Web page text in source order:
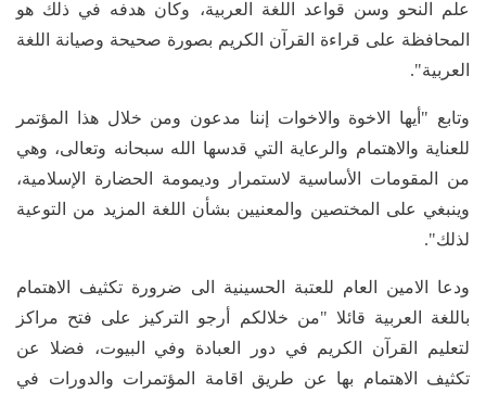
علم النحو وسن قواعد اللغة العربية، وكان هدفه في ذلك هو
المحافظة على قراءة القرآن الكريم بصورة صحيحة وصيانة اللغة
العربية".
وتابع "أيها الاخوة والاخوات إننا مدعون ومن خلال هذا المؤتمر
للعناية والاهتمام والرعاية التي قدسها الله سبحانه وتعالى، وهي
من المقومات الأساسية لاستمرار وديمومة الحضارة الإسلامية،
وينبغي على المختصين والمعنيين بشأن اللغة المزيد من التوعية
لذلك".
ودعا الامين العام للعتبة الحسينية الى ضرورة تكثيف الاهتمام
باللغة العربية قائلا "من خلالكم أرجو التركيز على فتح مراكز
لتعليم القرآن الكريم في دور العبادة وفي البيوت، فضلا عن
تكثيف الاهتمام بها عن طريق اقامة المؤتمرات والدورات في